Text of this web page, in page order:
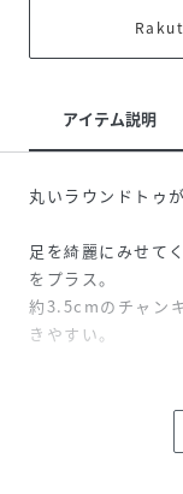
アイテム説明
丸いラウンドトゥ
足を綺麗にみせて
をプラス。
約3.5cmのチャン
きやすい。
ベーシックなデザ